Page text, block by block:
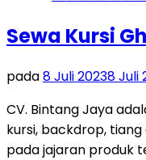
Sewa Kursi
pada8 Juli 20238 Juli
CV. Bintang Jaya
kursi, backdrop,
pada jajaran produk